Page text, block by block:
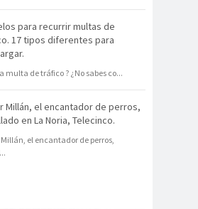
para recurrir multas de
17 tipos diferentes para
multa de tráfico ? ¿No sabes co...
Millán, el encantador de perros,
en La Noria, Telecinco.
Millán, el encantador de perros,
...